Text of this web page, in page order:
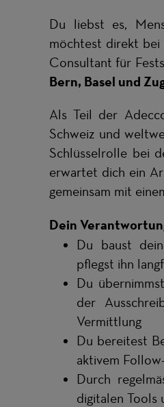
Du liebst es,
möchtest direkt bei
Consultant für
Bern, Basel und
Als Teil der
Schweiz und
Schlüsselrolle bei
erwartet dich ein
gemeinsam mit
Dein
Du baust
pflegst ihn
Du
der
Vermittlung
Du bereitest
aktivem
Durch
digitalen Tools